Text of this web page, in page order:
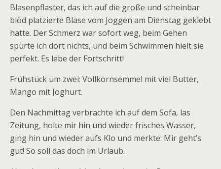
Blasenpflaster, das ich auf die große und scheinbar
blöd platzierte Blase vom Joggen am Dienstag geklebt
hatte. Der Schmerz war sofort weg, beim Gehen
spürte ich dort nichts, und beim Schwimmen hielt sie
perfekt. Es lebe der Fortschritt!
Frühstück um zwei: Vollkornsemmel mit viel Butter,
Mango mit Joghurt.
Den Nachmittag verbrachte ich auf dem Sofa, las
Zeitung, holte mir hin und wieder frisches Wasser,
ging hin und wieder aufs Klo und merkte: Mir geht’s
gut! So soll das doch im Urlaub.